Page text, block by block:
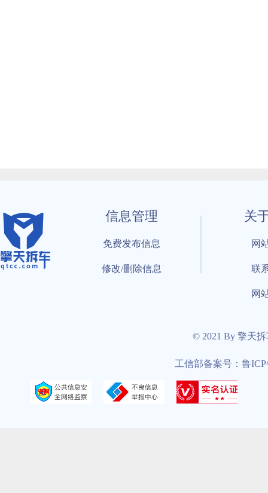
信息管理
免费发布信息
修改/删除信息
关
网
联
网
© 2021 By 擎天
工信部备案号：鲁